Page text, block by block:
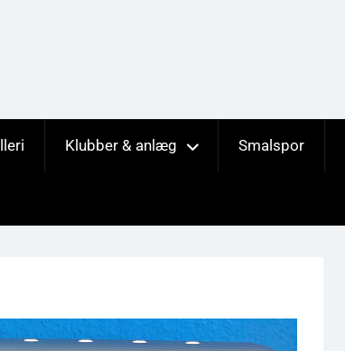
Klubber & anlæg Smalspor